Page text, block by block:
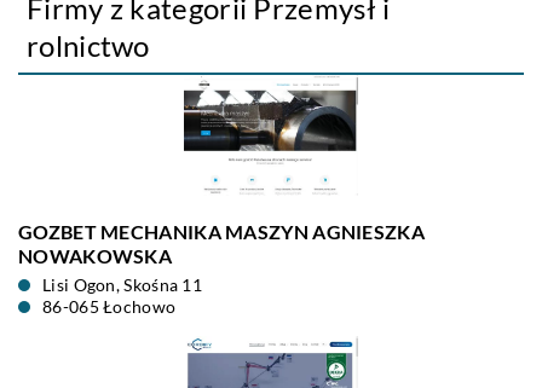
Firmy z kategorii Przemysł i
rolnictwo
GOZBET MECHANIKA MASZYN AGNIESZKA
NOWAKOWSKA
Lisi Ogon, Skośna 11
86-065 Łochowo